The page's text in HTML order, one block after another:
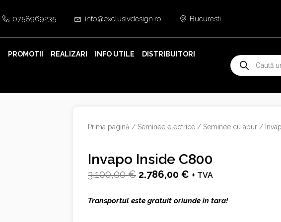
0758969235 info@exclusivdesign.ro Bucuresti
PROMOTII REALIZARI INFO UTILE DISTRIBUITORI
Products
search
Prima pagină / Seminee electrice / Seminee cu abur /
Invapo Inside C800
3.100,00€ Prețul
a
2.786,00€ Prețul
este:
+ TVA
Transportul este gratuit oriunde in tara!